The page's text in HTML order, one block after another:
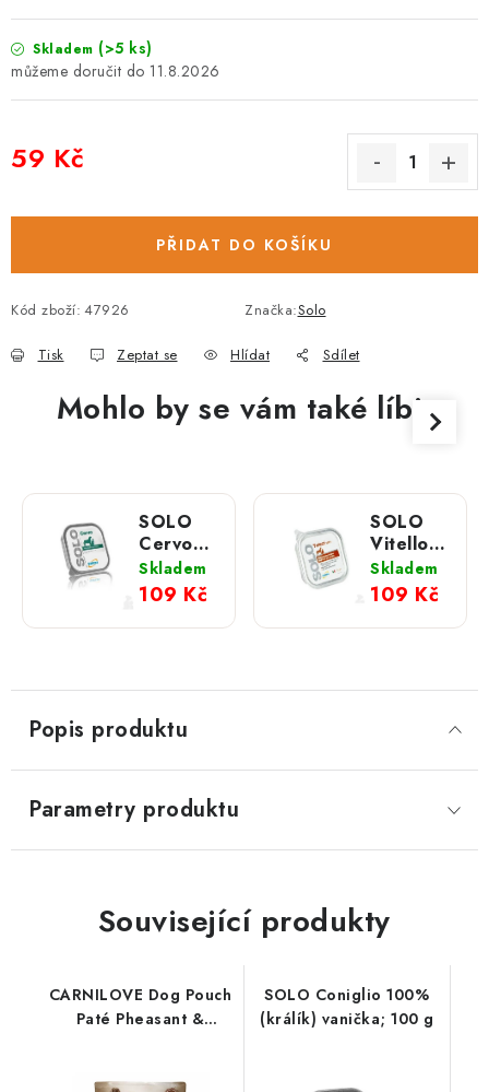
FAQ
Skladem (>5 ks)
11.8.2026
59 Kč
PŘIDAT DO KOŠÍKU
Kód zboží: 47926 Značka:Solo
Tisk Zeptat se Hlídat Sdílet
Mohlo by se vám také líbit
SOLO
Cervo
100%
(jelen)
vanička;
300 g
Skladem
109 Kč
SOLO
Vitello
100%
(telecí)
vanička;
300 g
Skladem
109 Kč
Popis produktu
Parametry produktu
Související produkty
CARNILOVE Dog Pouch
Paté Pheasant &
SOLO Coniglio 100%
(králík) vanička; 100 g